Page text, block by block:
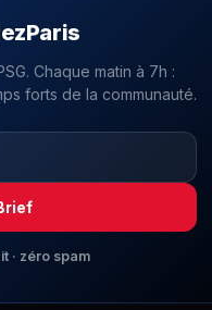
Chaque matin à 7h :
forts de la communauté.
· zéro spam